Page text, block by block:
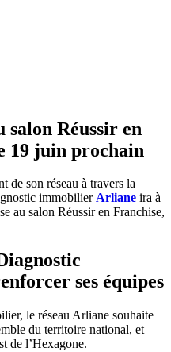
Réussir en
19 juin prochain
de son réseau à travers la
immobilierArliane ira à
au salon Réussir en Franchise,
ses équipes
le réseau Arliane souhaite
du territoire national, et
de l’Hexagone.